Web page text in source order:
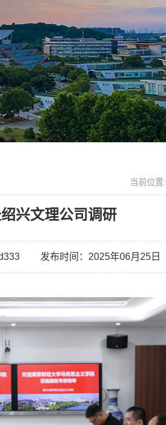
当前位置:
兴文理公司调研
发布时间：2025年06月25日